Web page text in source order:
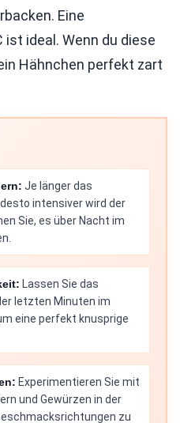
Eine
ist ideal. Wenn du diese
Hähnchen perfekt zart
Je länger das
intensiver wird der
Sie, es über Nacht im
Lassen Sie das
letzten Minuten im
eine perfekt knusprige
Experimentieren Sie mit
und Gewürzen in der
zu